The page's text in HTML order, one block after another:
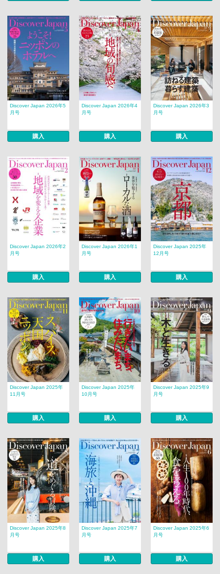
Discover Japan 2026年5
月号
購入
Discover Japan 2026年4
月号
購入
Discover Japan 2026年3
月号
購入
Discover Japan 2026年2
月号
購入
Discover Japan 2026年1
月号
購入
Discover Japan 2025年
12月号
購入
Discover Japan 2025年
11月号
購入
Discover Japan 2025年
10月号
購入
Discover Japan 2025年9
月号
購入
Discover Japan 2025年8
月号
購入
Discover Japan 2025年7
月号
購入
Discover Japan 2025年6
月号
購入